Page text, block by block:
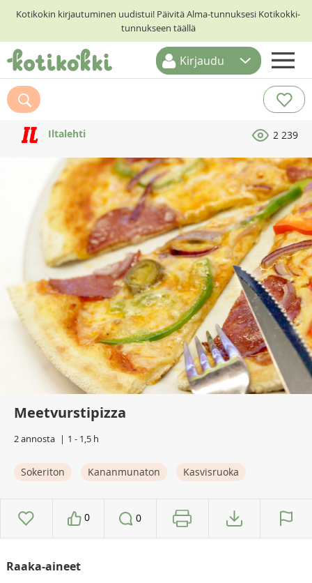
Kotikokin kirjautuminen uudistui! Päivitä Alma-tunnuksesi Kotikokki-
tunnukseen täällä
ETUSIVU
RESEPTIHAKU
RUOKATEEMAT
KESKUSTELUT
KOTIKOKIT
Kirjaudu
Iltalehti 2 239
Meetvurstipizza
2 annosta 1 - 1,5 h
Sokeriton Kananmunaton Kasvisruoka
0 0
Raaka-aineet